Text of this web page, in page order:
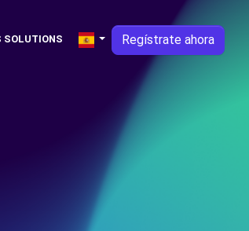
SOLUTIONS Regístrate ahora